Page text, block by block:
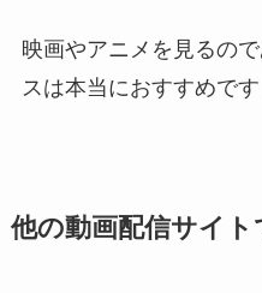
映画やアニメを見るの
スは本当におすすめです
他の動画配信サイ